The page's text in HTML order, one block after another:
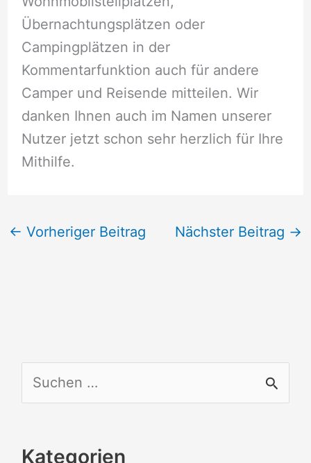
Übernachtungsplätzen oder
Campingplätzen in der
Kommentarfunktion auch für andere
Camper und Reisende mitteilen. Wir
danken Ihnen auch im Namen unserer
Nutzer jetzt schon sehr herzlich für Ihre
Mithilfe.
← Vorheriger Beitrag Nächster Beitrag →
u
h
Kategorien